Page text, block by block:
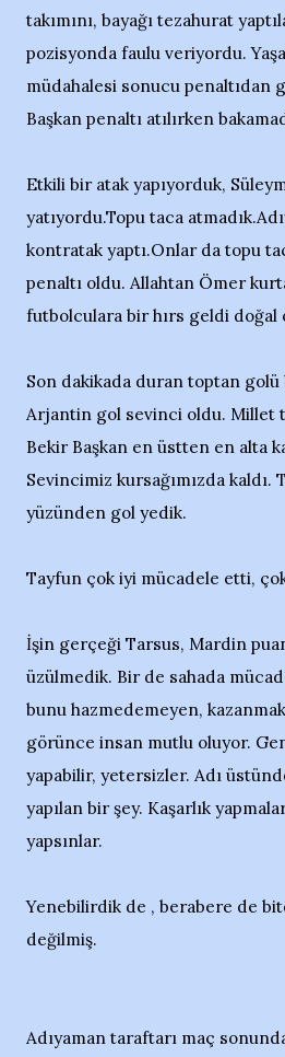
takımını, bayağı tezahurat
pozisyonda faulu veriyordu.
müdahalesi sonucu penaltıdan
Başkan penaltı atılırken
Etkili bir atak yapıyorduk,
yatıyordu.Topu taca
kontratak yaptı.Onlar da topu
penaltı oldu. Allahtan Ömer
futbolculara bir hırs geldi doğal
Son dakikada duran toptan
Arjantin gol sevinci oldu. Millet
Bekir Başkan en üstten en alta
Sevincimiz kursağımızda kaldı.
yüzünden gol yedik.
Tayfun çok iyi mücadele etti,
İşin gerçeği Tarsus, Mardin
üzülmedik. Bir de sahada
bunu hazmedemeyen,
görünce insan mutlu oluyor.
yapabilir, yetersizler. Adı
yapılan bir şey. Kaşarlık
yapsınlar.
Yenebilirdik de , berabere de
değilmiş.
Adıyaman taraftarı maç